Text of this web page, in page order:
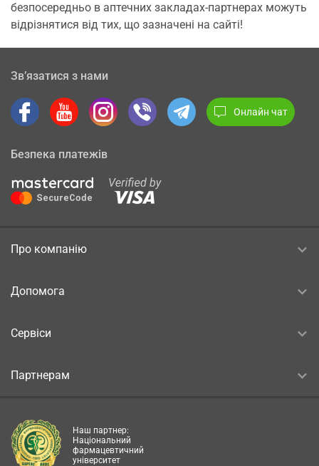
безпосередньо в аптечних закладах-партнерах можуть
відрізнятися від тих, що зазначені на сайті!
Зв’язатися з нами
Онлайн чат
Безпека платежів
Про компанію
Допомога
Сервіси
Партнерам
Наш партнер:
Національний
фармацевтичний
університет